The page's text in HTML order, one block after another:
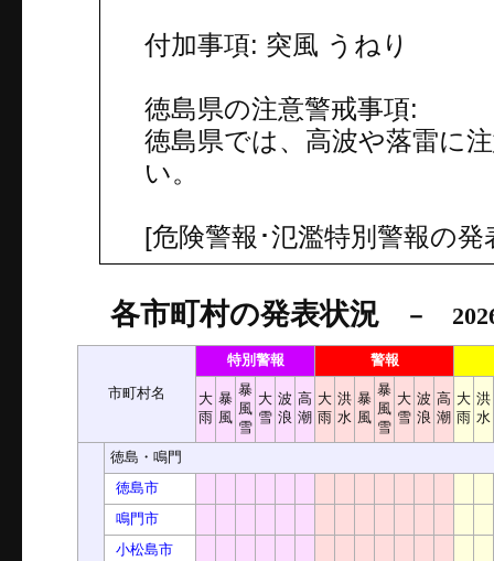
付加事項: 突風 うねり
徳島県の注意警戒事項:
徳島県では、高波や落雷に
い。
[危険警報･氾濫特別警報の
各市町村の発表状況 － 2026
市町村名
特別警報 警報
大
雨
暴
風
暴
風
雪
大
雪
波
浪
高
潮
大
雨
洪
水
暴
風
暴
風
雪
大
雪
波
浪
高
潮
大
雨
洪
水
徳島・鳴門
徳島市
鳴門市
小松島市